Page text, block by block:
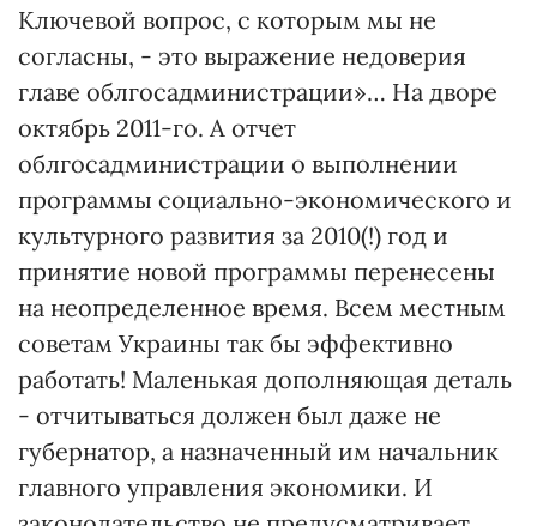
Ключевой вопрос, с которым мы не
согласны, - это выражение недоверия
главе облгосадминистрации»… На дворе
октябрь 2011-го. А отчет
облгосадминистрации о выполнении
программы социально-экономического и
культурного развития за 2010(!) год и
принятие новой программы перенесены
на неопределенное время. Всем местным
советам Украины так бы эффективно
работать! Маленькая дополняющая деталь
- отчитываться должен был даже не
губернатор, а назначенный им начальник
главного управления экономики. И